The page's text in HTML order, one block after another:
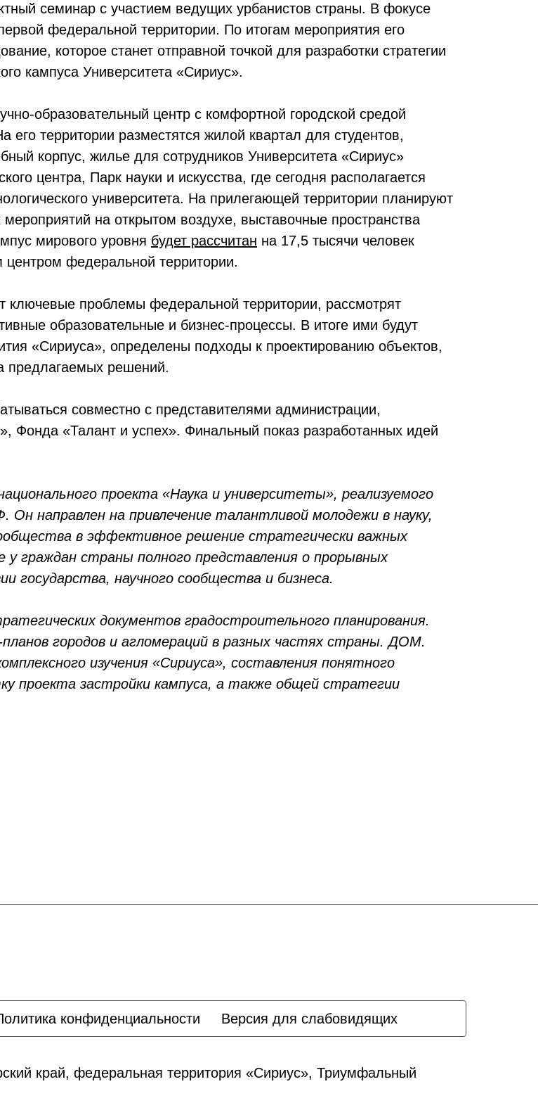
семинар с участием ведущих урбанистов страны. В фокусе
федеральной территории. По итогам мероприятия его
которое станет отправной точкой для разработки стратегии
кампуса Университета «Сириус».
образовательный центр с комфортной городской средой
территории разместятся жилой квартал для студентов,
корпус, жилье для сотрудников Университета «Сириус»
центра, Парк науки и искусства, где сегодня располагается
университета. На прилегающей территории планируют
на открытом воздухе, выставочные пространства
мирового уровня будет рассчитан на 17,5 тысячи человек
федеральной территории.
ключевые проблемы федеральной территории, рассмотрят
образовательные и бизнес-процессы. В итоге ими будут
«Сириуса», определены подходы к проектированию объектов,
предлагаемых решений.
совместно с представителями администрации,
Фонда «Талант и успех». Финальный показ разработанных идей
проекта «Наука и университеты», реализуемого
направлен на привлечение талантливой молодежи в науку,
в эффективное решение стратегически важных
граждан страны полного представления о прорывных
государства, научного сообщества и бизнеса.
документов градостроительного планирования.
городов и агломераций в разных частях страны. ДОМ.
изучения «Сириуса», составления понятного
проекта застройки кампуса, а также общей стратегии
конфиденциальности Версия для слабовидящих
край, федеральная территория «Сириус», Триумфальный